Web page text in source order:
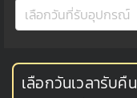
เลือกวันเวลารับคืน